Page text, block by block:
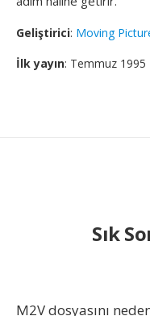
Geliştirici: Moving
İlk yayın: Temmuz 1995
Sık
M2V dosyasını